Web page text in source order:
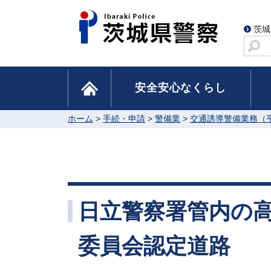
茨
サ
索
home 安全安心なくらし
ホーム > 手続・申請 > 警備業 > 交通誘導警備業務（
日立警察署管内の
委員会認定道路